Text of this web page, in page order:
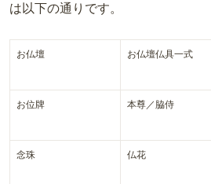
は以下の通りです。
お仏壇 お仏壇仏具一式
お位牌 本尊／脇侍
念珠 仏花